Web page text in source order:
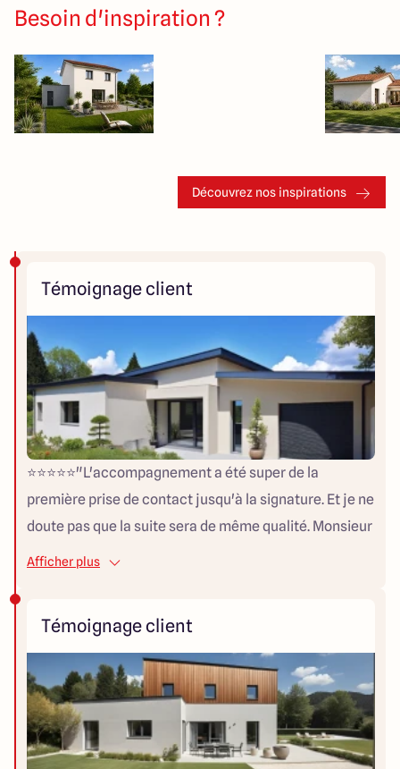
Besoin d'inspiration ?
Découvrez nos inspirations
Témoignage client
⭐️⭐️⭐️⭐️⭐️"L'accompagnement a été super de la
première prise de contact jusqu'à la signature. Et je ne
doute pas que la suite sera de même qualité. Monsieur
CONTAT est tres disponible, il prend bien le temps de
Afficher plus
Témoignage client